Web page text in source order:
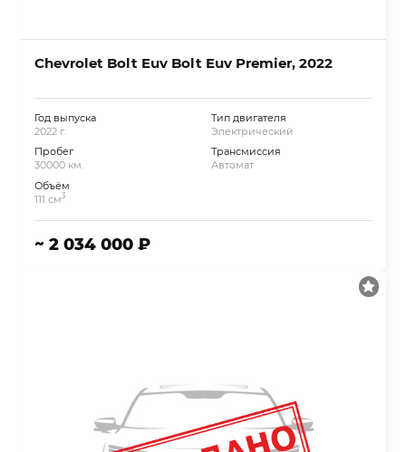
Chevrolet Bolt Euv Bolt Euv Premier, 2022
Год выпуска
2022 г.
Пробег
30000 км.
Объём
111 см3
Тип двигателя
Электрический
Трансмиссия
Автомат
~ 2 034 000 ₽